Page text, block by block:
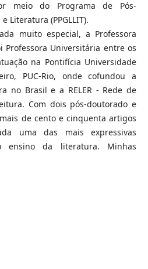
meio do Programa de Pós-
Literatura (PPGLLIT).
muito especial, a Professora
Professora Universitária entre os
na Pontifícia Universidade
PUC-Rio, onde cofundou a
no Brasil e a RELER - Rede de
Com dois pós-doutorado e
de cento e cinquenta artigos
uma das mais expressivas
ensino da literatura. Minhas